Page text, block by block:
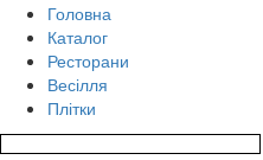
Головна
Каталог
Ресторани
Весілля
Плітки